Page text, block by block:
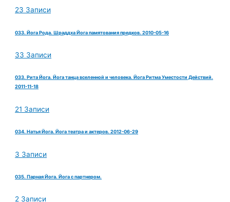
23 Записи
033. Йога Рода. Шраддха Йога памятования предков. 2010-05-16
33 Записи
033. Рита Йога. Йога танца вселенной и человека. Йога Ритма Уместости Действий.
2011-11-18
21 Записи
034. Натья Йога. Йога театра и актеров. 2012-06-29
3 Записи
035. Парная Йога. Йога с партнером.
2 Записи